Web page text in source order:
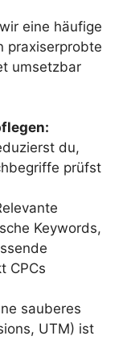
eine häufige
praxiserprobte
umsetzbar
du,
prüfst
Keywords,
CPCs
sauberes
UTM) ist